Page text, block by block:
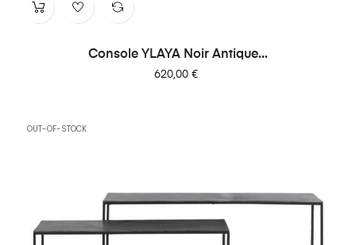
Console YLAYA Noir Antique...
Prix
620,00 €
OUT-OF-STOCK